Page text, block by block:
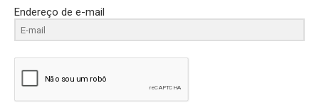
Endereço de e-mail